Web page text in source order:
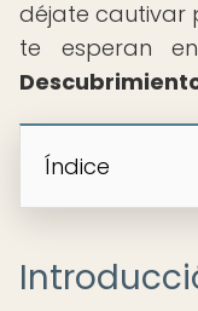
déjate cautivar
te esperan
Índice